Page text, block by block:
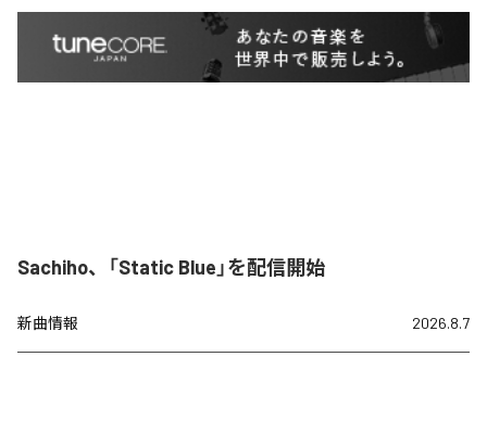
Sachiho、「Static Blue」を配信開始
新曲情報 2026.8.7